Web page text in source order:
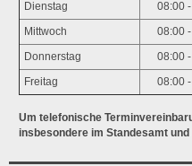
Dienstag 08:00
Mittwoch 08:00
Donnerstag 08:00
Freitag 08:00
Um telefonische
insbesondere im Standesamt und